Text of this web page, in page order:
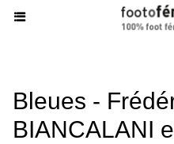
Bleues -
BIANCALANI